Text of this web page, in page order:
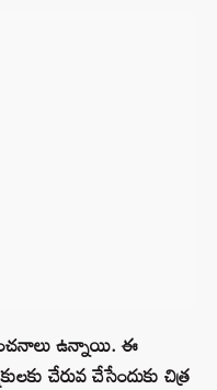
ఉన్నాయి. ఈ
చేరువ చేసేందుకు చిత్ర